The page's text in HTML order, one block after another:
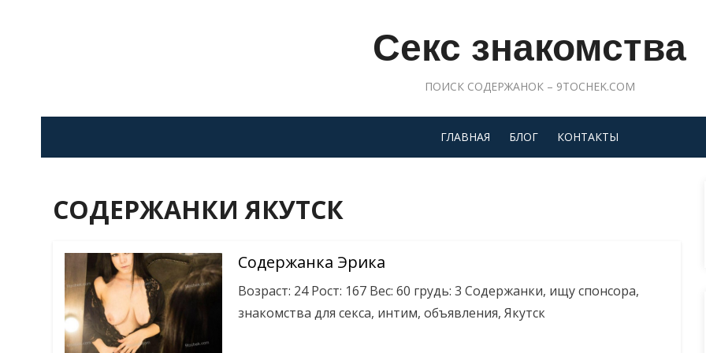
Секс знакомства
ПОИСК СОДЕРЖАНОК – 9TOCHEK.COM
ГЛАВНАЯ БЛОГ КОНТАКТЫ
СОДЕРЖАНКИ ЯКУТСК
Содержанка Эрика
Возраст: 24 Рост: 167 Вес: 60 грудь: 3 Содержанки, ищу спонсора,
знакомства для секса, интим, объявления, Якутск